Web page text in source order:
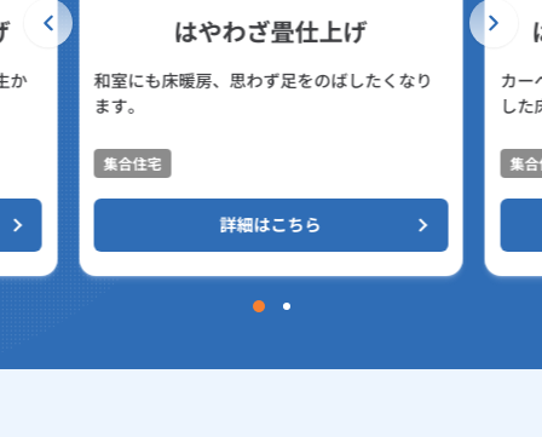
か
はやわざ畳仕上げ
和室にも床暖房、思わず足をのばしたくなり
ます。
集合住宅
詳細はこちら
カー
した
集